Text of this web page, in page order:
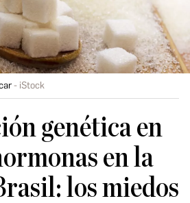
iStock
genética en
en la
los miedos